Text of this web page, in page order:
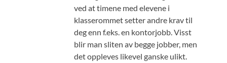
ved at timene med elevene i
klasserommet setter andre krav til
deg enn f.eks. en kontorjobb. Visst
blir man sliten av begge jobber, men
det oppleves likevel ganske ulikt.